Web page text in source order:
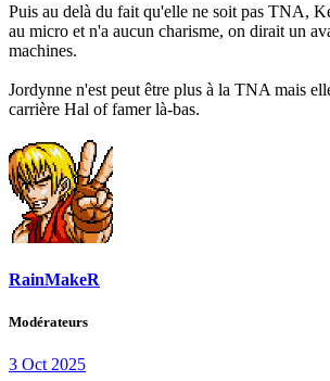
Puis au delà du fait qu'elle ne soit pas TNA,
au micro et n'a aucun charisme, on dirait un
machines.
Jordynne n'est peut être plus à la TNA mais
carrière Hal of famer là-bas.
RainMakeR
Modérateurs
3 Oct 2025